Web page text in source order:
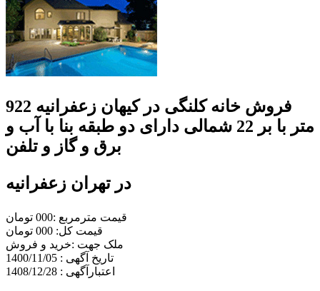
فروش خانه کلنگی در کیهان زعفرانیه 922
متر با بر 22 شمالی دارای دو طبقه بنا با آب و
برق و گاز و تلفن
در تهران زعفرانیه
قیمت مترمربع :000 تومان
قیمت کل: 000 تومان
ملک جهت :خريد و فروش
تاریخ آگهی : 1400/11/05
اعتبارآگهی : 1408/12/28